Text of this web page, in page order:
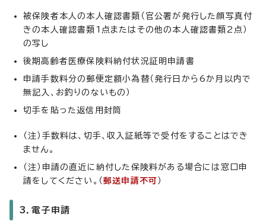
被保険者本人の本人確認書類（官公署が発行した顔写真付
きの本人確認書類1点またはその他の本人確認書類2点）
の写し
後期高齢者医療保険料納付状況証明申請書
申請手数料分の郵便定額小為替（発行日から6か月以内で
無記入、お釣りのないもの）
切手を貼った返信用封筒
（注）手数料は、切手、収入証紙等で受付をすることはでき
ません。
（注）申請の直近に納付した保険料がある場合には窓口申
請をしてください。（ 郵送申請不可 ）
3．電子申請